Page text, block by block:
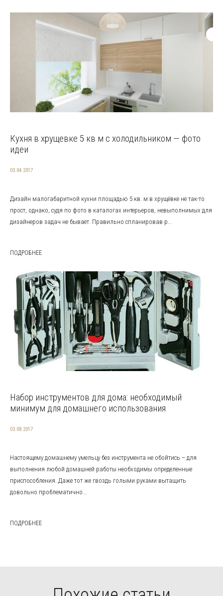
Кухня в хрущевке 5 кв м с холодильником — фото
идеи
03.04.2017
Дизайн малогабаритной кухни площадью 5 кв. м в хрущёвке не так-то
прост, однако, судя по фото в каталогах интерьеров, невыполнимых для
дизайнеров задач не бывает. Правильно спланировав р...
ПОДРОБНЕЕ
Набор инструментов для дома: необходимый
минимум для домашнего использования
03.08.2017
Настоящему домашнему умельцу без инструмента не обойтись – для
выполнения любой домашней работы необходимы определенные
приспособления. Даже тот же гвоздь голыми руками вытащить
довольно проблематично...
ПОДРОБНЕЕ